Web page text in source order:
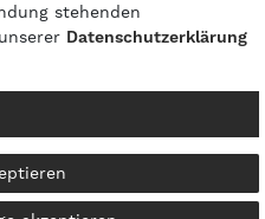
geseztl. Mehrwertsteuer und zzgl.
stehenden
Daten­schutz­erklärung